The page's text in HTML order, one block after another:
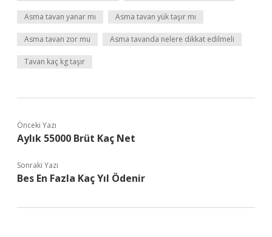
Asma tavan yanar mı Asma tavan yük taşır mı
Asma tavan zor mu Asma tavanda nelere dikkat edilmeli
Tavan kaç kg taşır
Önceki Yazı
Aylık 55000 Brüt Kaç Net
Sonraki Yazı
Bes En Fazla Kaç Yıl Ödenir